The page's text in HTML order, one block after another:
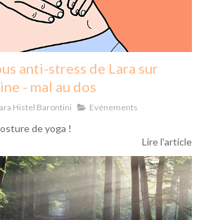
anti-stress de Lara sur
- mal au dos
Histel Barontini Evénements
de yoga !
Lire l'article